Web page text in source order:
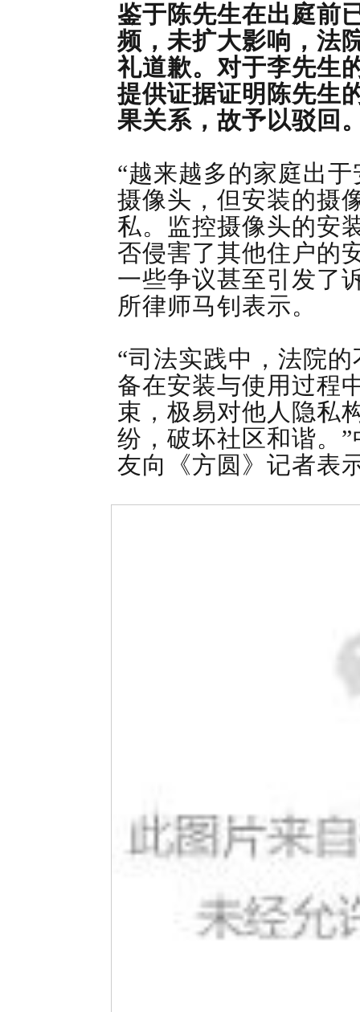
鉴于陈先生在出庭前
频，未扩大影响，法
礼道歉。对于李先生
提供证据证明陈先生
果关系，故予以驳回
“越来越多的家庭出
摄像头，但安装的摄
私。监控摄像头的安
否侵害了其他住户的
一些争议甚至引发了
所律师马钊表示。
“司法实践中，法院
备在安装与使用过程
束，极易对他人隐私
纷，破坏社区和谐。
友向《方圆》记者表